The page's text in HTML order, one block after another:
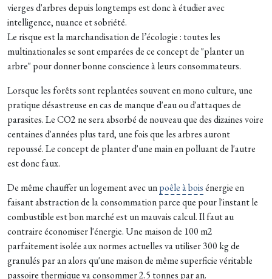
vierges d'arbres depuis longtemps est donc à étudier avec
intelligence, nuance et sobriété.
Le risque est la marchandisation de l’écologie : toutes les
multinationales se sont emparées de ce concept de "planter un
arbre" pour donner bonne conscience à leurs consommateurs.
Lorsque les forêts sont replantées souvent en mono culture, une
pratique désastreuse en cas de manque d'eau ou d'attaques de
parasites. Le CO2 ne sera absorbé de nouveau que des dizaines voire
centaines d'années plus tard, une fois que les arbres auront
repoussé. Le concept de planter d'une main en polluant de l'autre
est donc faux.
De même chauffer un logement avec unpoêle à boisénergie en
faisant abstraction de la consommation parce que pour l'instant le
combustible est bon marché est un mauvais calcul. Il faut au
contraire économiser l'énergie. Une maison de 100 m2
parfaitement isolée aux normes actuelles va utiliser 300 kg de
granulés par an alors qu'une maison de même superficie véritable
passoire thermique va consommer 2.5 tonnes par an.